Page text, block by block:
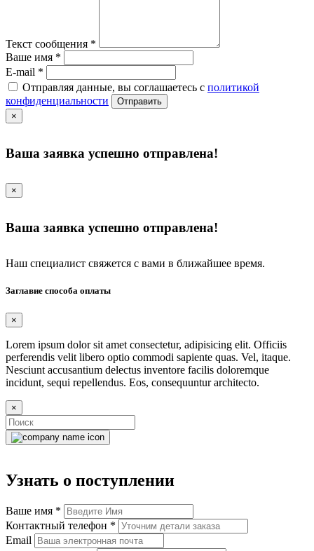
Текст сообщения *
Ваше имя *
E-mail *
Отправляя данные, вы соглашаетесь с политикой
конфиденциальности
Отправить
×
Ваша заявка успешно отправлена!
×
Ваша заявка успешно отправлена!
Наш специалист свяжется с вами в ближайшее время.
Заглавие способа оплаты
×
Lorem ipsum dolor sit amet consectetur, adipisicing elit. Officiis
perferendis velit libero optio commodi sapiente quas. Vel, itaque.
Nesciunt accusantium delectus inventore facilis doloremque
incidunt, sequi repellendus. Eos, consequuntur architecto.
×
Узнать о поступлении
Ваше имя *
Контактный телефон *
Email